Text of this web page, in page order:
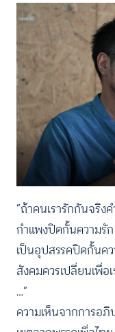
“ถ้าคนเรารักกันจริง
กำแพงปิดกั้นความรัก
เป็นอุปสรรคปิดกั้นค
สังคมควรเปลี่ยนเพื่อ
…”
ความเห็นจากการอ